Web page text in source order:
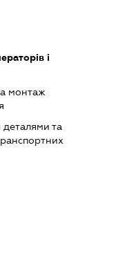
і
монтаж
деталями та